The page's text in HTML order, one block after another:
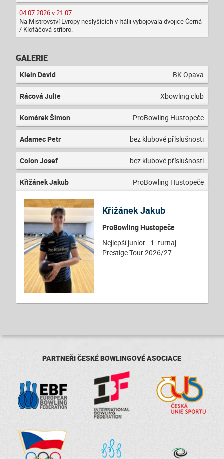
04.07.2026 v 21:07
Na Mistrovství Evropy neslyšících v Itálii vybojovala dvojice Černá
/ Klofáčová stříbro.
GALERIE
Klein David BK Opava
Rácová Julie Xbowling club
Komárek Šimon ProBowling Hustopeče
Adamec Petr bez klubové příslušnosti
Colon Josef bez klubové příslušnosti
Křižánek Jakub ProBowling Hustopeče
Křižánek Jakub
ProBowling Hustopeče
Nejlepší junior - 1. turnaj
Prestige Tour 2026/27
PARTNEŘI ČESKÉ BOWLINGOVÉ ASOCIACE